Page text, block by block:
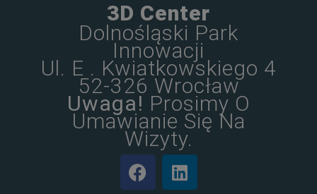
3D Center
Dolnośląski Park
Innowacji
Ul. E . Kwiatkowskiego 4
52-326 Wrocław
Uwaga! Prosimy O
Umawianie Się Na
Wizyty.